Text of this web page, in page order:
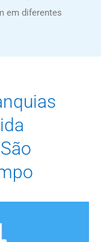
em diferentes